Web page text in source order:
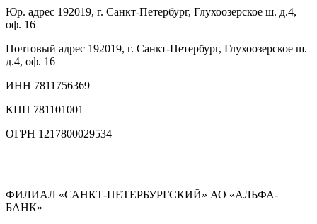
Юр. адрес 192019, г. Санкт-Петербург, Глухоозерское ш. д.4,
оф. 16
Почтовый адрес 192019, г. Санкт-Петербург, Глухоозерское ш.
д.4, оф. 16
ИНН 7811756369
КПП 781101001
ОГРН 1217800029534
ФИЛИАЛ «САНКТ-ПЕТЕРБУРГСКИЙ» АО «АЛЬФА-
БАНК»